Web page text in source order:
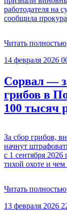
работодателя на
сообщила
Читать полностью
14 февраля 2026
Сорвал —
грибов в
100 тысяч
За сбор грибов,
начнут
с 1 сентября 2026
тихой охоте и
Читать полностью
13 февраля 2026